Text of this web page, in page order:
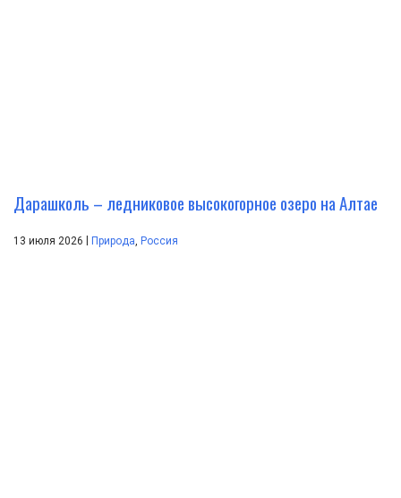
Дарашколь – ледниковое высокогорное озеро на Алтае
13 июля 2026 | Природа Россия